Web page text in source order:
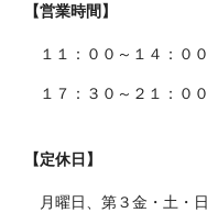
【営業時間】
１１：００～ １４：００
１７：３０～２１：００
【定休日】
月曜日、第３金・土・